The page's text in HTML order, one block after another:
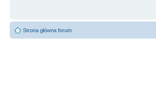
Strona główna forum